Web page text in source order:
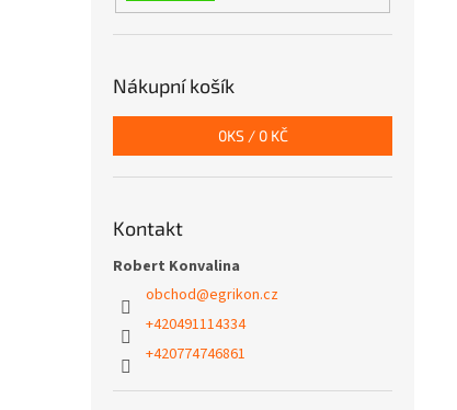
Nákupní košík
0KS / 0 KČ
Kontakt
Robert Konvalina
obchod@egrikon.cz
+420491114334
+420774746861